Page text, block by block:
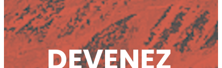
DEVENEZ